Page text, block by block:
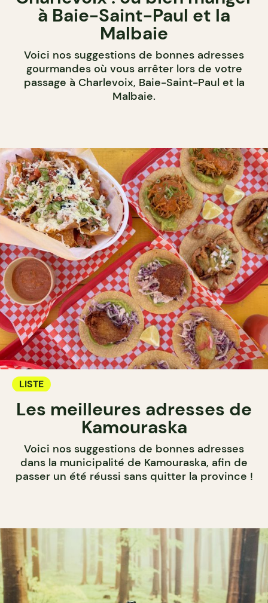
à Baie-Saint-Paul et la
Malbaie
Voici nos suggestions de bonnes adresses
gourmandes où vous arrêter lors de votre
passage à Charlevoix, Baie-Saint-Paul et la
Malbaie.
LISTE
Les meilleures adresses de
Kamouraska
Voici nos suggestions de bonnes adresses
dans la municipalité de Kamouraska, afin de
passer un été réussi sans quitter la province !